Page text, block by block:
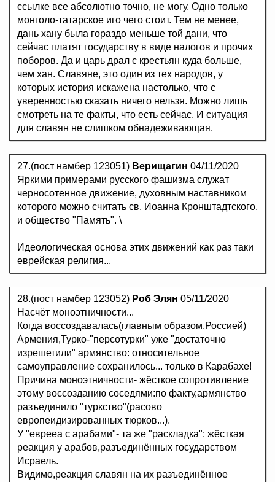
ссылке все абсолютно точно, не могу. Одно только
монголо-татарское иго чего стоит. Тем не менее,
дань хану была гораздо меньше той дани, что
сейчас платят государству в виде налогов и прочих
поборов. Да и царь драл с крестьян куда больше,
чем хан. Славяне, это один из тех народов, у
которых история искажена настолько, что с
уверенностью сказать ничего нельзя. Можно лишь
смотреть на те факты, что есть сейчас. И ситуация
для славян не слишком обнадеживающая.
27.(пост намбер 123051) Верищагин 04/11/2020
Яркими примерами русского фашизма служат
черносотенное движение, духовным наставником
которого можно считать св. Иоанна Кронштадтского,
и общество "Память". \
Идеологическая основа этих движений как раз таки
еврейская религия...
28.(пост намбер 123052) Роб Элян 05/11/2020
Насчёт моноэтничности...
Когда воссоздавалась(главным образом,Россией)
Армения,Турко-"персотурки" уже "достаточно
изрешетили" армянство: относительное
самоуправление сохранилось... только в Карабахе!
Причина моноэтничности- жёсткое сопротивление
этому воссозданию соседями:по факту,армянство
разъединило "туркство"(расово
европеидизированных тюрков...).
У "еврееа с арабами"- та же "раскладка": жёсткая
реакция у арабов,разъединённых государством
Исраель.
Видимо,реакция славян на их разъединённое